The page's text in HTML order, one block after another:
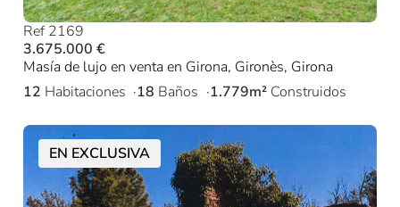
Ref 2169
3.675.000 €
Masía de lujo en venta en Girona, Gironès, Girona
12 Habitaciones 18 Baños 1.779m² Construidos
EN EXCLUSIVA